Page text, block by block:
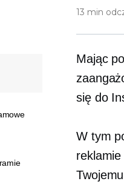
13 min
Mając
się do
W tym